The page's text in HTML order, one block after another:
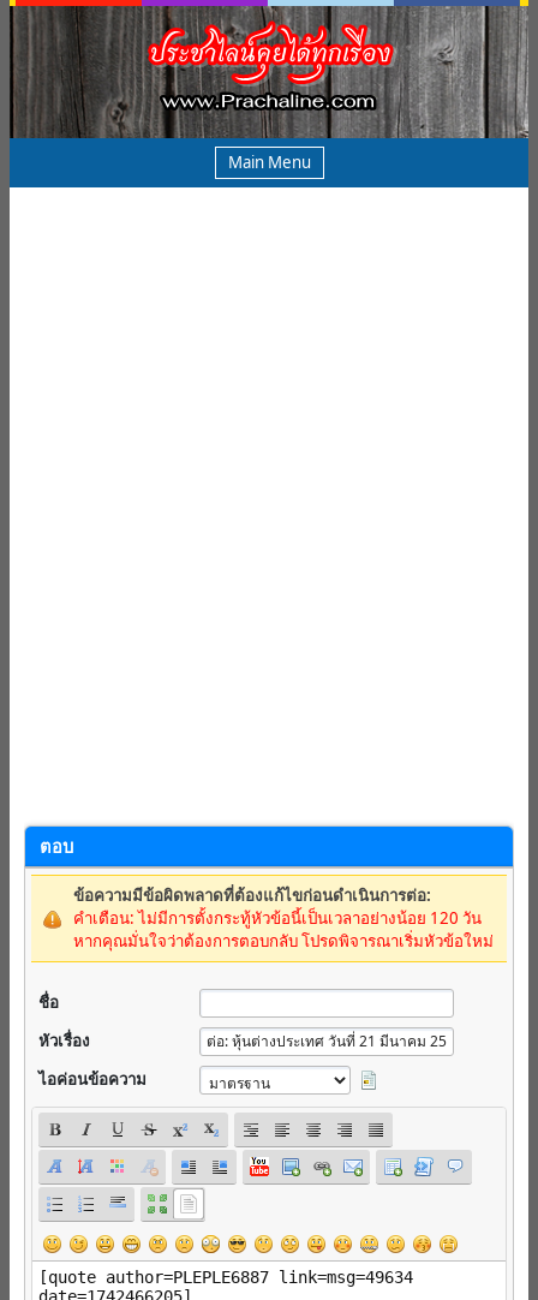
Main Menu
ตอบ
ข้อความมีข้อผิดพลาดที่ต้องแก้ไขก่อนดำเนินการต่อ:
คำเตือน: ไม่มีการตั้งกระทู้หัวข้อนี้เป็นเวลาอย่างน้อย 120 วัน
หากคุณมั่นใจว่าต้องการตอบกลับ โปรดพิจารณาเริ่มหัวข้อใหม่
ชื่อ
หัวเรื่อง
ไอค่อนข้อความ